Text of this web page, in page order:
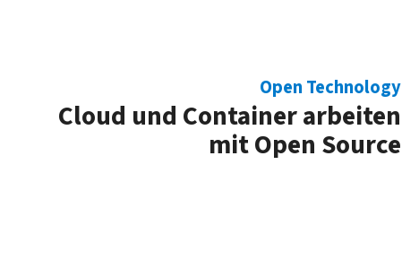
Open Technology
Cloud und Container arbeiten
mit Open Source